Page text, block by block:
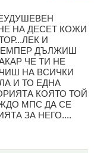
НА ДЕСЕТ КОЖИ
И
ДЪЛЖИШ
ЧЕ ТИ НЕ
НА ВСИЧКИ
И ТО ЕДНА
КОЯТО ТОЙ
МПС ДА СЕ
ЗА НЕГО....